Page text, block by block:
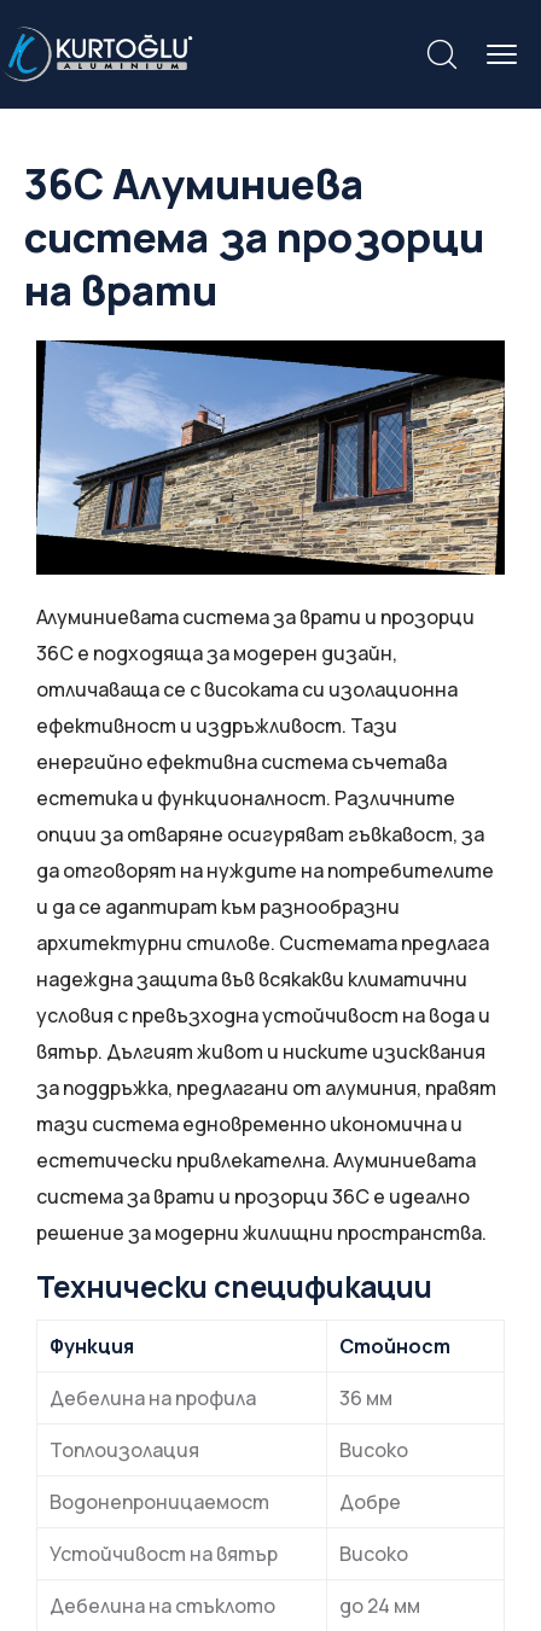
36C Алуминиева
система за прозорци
на врати
Алуминиевата система за врати и прозорци
36C е подходяща за модерен дизайн,
отличаваща се с високата си изолационна
ефективност и издръжливост. Тази
енергийно ефективна система съчетава
естетика и функционалност. Различните
опции за отваряне осигуряват гъвкавост, за
да отговорят на нуждите на потребителите
и да се адаптират към разнообразни
архитектурни стилове. Системата предлага
надеждна защита във всякакви климатични
условия с превъзходна устойчивост на вода и
вятър. Дългият живот и ниските изисквания
за поддръжка, предлагани от алуминия, правят
тази система едновременно икономична и
естетически привлекателна. Алуминиевата
система за врати и прозорци 36C е идеално
решение за модерни жилищни пространства.
Технически спецификации
Функция
Стойност
Дебелина на профила
36 мм
Топлоизолация
Високо
Водонепроницаемост
Добре
Устойчивост на вятър
Високо
Дебелина на стъклото
до 24 мм